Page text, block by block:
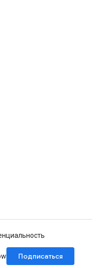
Подписаться